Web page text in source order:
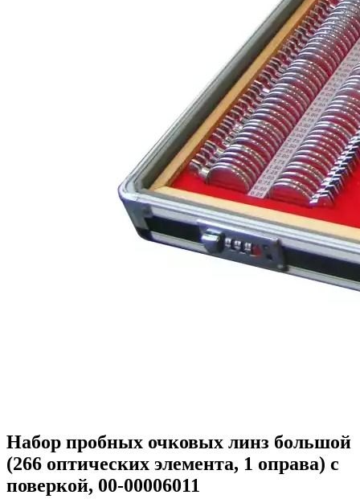
Набор пробных очковых линз большой
(266 оптических элемента, 1 оправа) с
поверкой, 00-00006011